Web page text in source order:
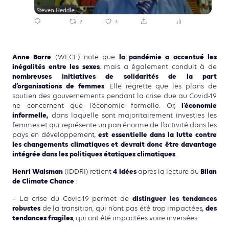
Anne Barre (WECF) note que la pandémie a accentué les
inégalités entre les sexes, mais a également conduit à de
nombreuses initiatives de solidarités de la part
d’organisations de femmes. Elle regrette que les plans de
soutien des gouvernements pendant la crise due au Covid-19
ne concernent que l’économie formelle. Or, l’économie
informelle, dans laquelle sont majoritairement investies les
femmes et qui représente un pan énorme de l’activité dans les
pays en développement,est essentielle dans la lutte contre
les changements climatiques et devrait donc être davantage
intégrée dans les politiques étatiques climatiques
Henri Waisman (IDDRI) retient4 idéesaprès la lecture du Bilan
de Climate Chance :
– La crise du Covic-19 permet dedistinguer les tendances
robustes de la transition, qui n’ont pas été trop impactées, des
tendances fragiles, qui ont été impactées voire inversées.